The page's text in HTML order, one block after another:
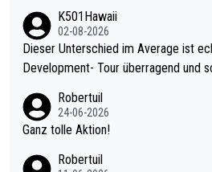
K501Hawaii
02-08-2026
Dieser Unterschied im Average ist echt krass!
Development- Tour überragend und
mal 40+ erst recht. Da gewinnst keinen Blumentopf - ist ja noc
h krasser wie ein Pokalspiel eines Kreisligisten vs einem Bund
Robertuil
24-06-2026
Ganz tolle Aktion!
Robertuil